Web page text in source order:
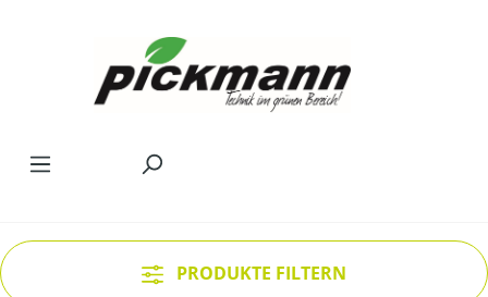
PRODUKTE FILTERN